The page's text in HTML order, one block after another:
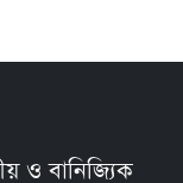
ও বানিজ্যিক